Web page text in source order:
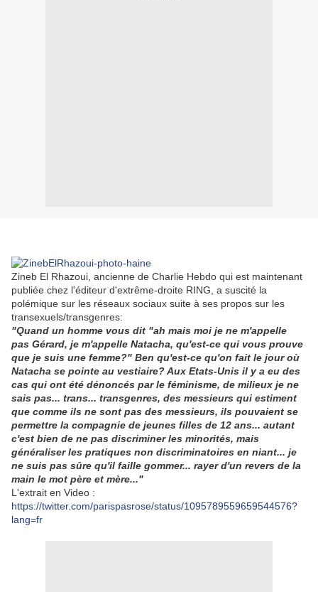
Zineb El Rhazoui, ancienne de Charlie Hebdo qui est maintenant
publiée chez l'éditeur d'extrême-droite RING, a suscité la
polémique sur les réseaux sociaux suite à ses propos sur les
transexuels/transgenres:
"Quand un homme vous dit "ah mais moi je ne m'appelle
pas Gérard, je m'appelle Natacha, qu'est-ce qui vous prouve
que je suis une femme?" Ben qu'est-ce qu'on fait le jour où
Natacha se pointe au vestiaire? Aux Etats-Unis il y a eu des
cas qui ont été dénoncés par le féminisme, de milieux je ne
sais pas... trans... transgenres, des messieurs qui estiment
que comme ils ne sont pas des messieurs, ils pouvaient se
permettre la compagnie de jeunes filles de 12 ans... autant
c'est bien de ne pas discriminer les minorités, mais
généraliser les pratiques non discriminatoires en niant... je
ne suis pas sûre qu'il faille gommer... rayer d'un revers de la
main le mot père et mère..."
L'extrait en Video :
https://twitter.com/parispasrose/status/1095789559659544576?
lang=fr